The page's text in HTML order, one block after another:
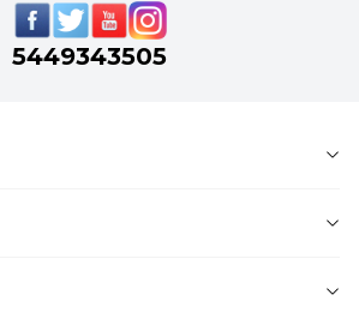
5449343505